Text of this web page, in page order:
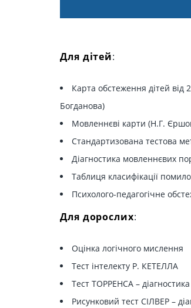
Для дітей:
Карта обстеження дітей від
Богданова)
Мовленнєві карти (Н.Г.
Стандартизована тестова
Діагностика мовленнєвих
Таблиця класифікації
Психолого-педагогічне
Для дорослих:
Оцінка логічного мислення
Тест інтелекту Р. КЕТЕЛЛА
Тест ТОРРЕНСА –
Рисунковий тест СІЛВЕР –